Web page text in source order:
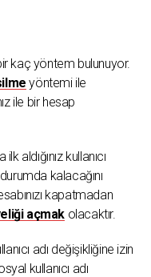
kaç yöntem bulunuyor.
yöntemi ile
ile bir hesap
aldığınız kullanıcı
kalacağını
kapatmadan
açmak olacaktır.
adı değişikliğine izin
kullanıcı adı